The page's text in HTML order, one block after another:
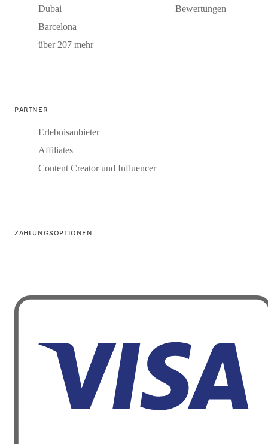
Dubai
Barcelona
über 207 mehr
Bewertungen
PARTNER
Erlebnisanbieter
Affiliates
Content Creator und Influencer
ZAHLUNGSOPTIONEN